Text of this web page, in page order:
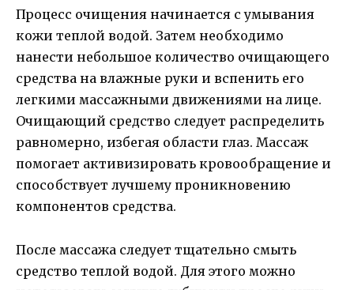
Процесс очищения начинается с умывания
кожи теплой водой. Затем необходимо
нанести небольшое количество очищающего
средства на влажные руки и вспенить его
легкими массажными движениями на лице.
Очищающий средство следует распределить
равномерно, избегая области глаз. Массаж
помогает активизировать кровообращение и
способствует лучшему проникновению
компонентов средства.
После массажа следует тщательно смыть
средство теплой водой. Для этого можно